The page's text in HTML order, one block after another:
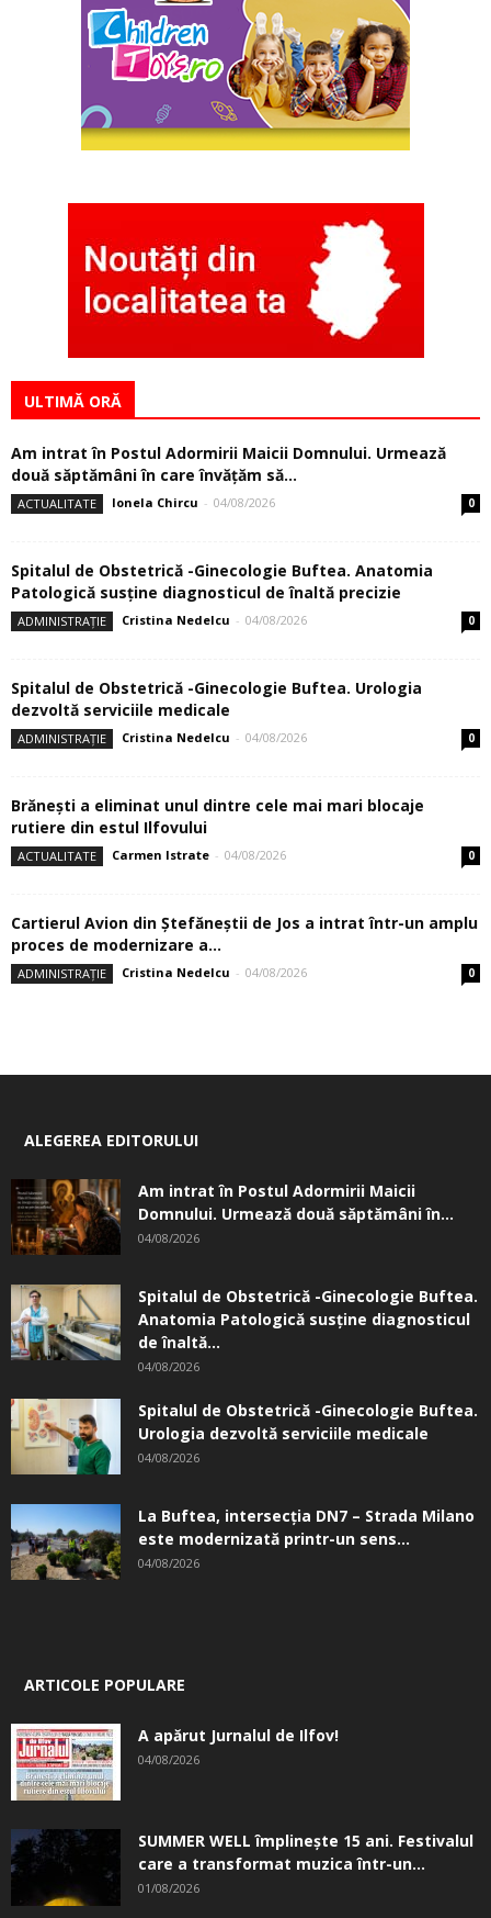
ULTIMĂ ORĂ
Am intrat în Postul Adormirii Maicii Domnului. Urmează
două săptămâni în care învăţăm să...
ACTUALITATE Ionela Chircu - 04/08/2026 0
Spitalul de Obstetrică -Ginecologie Buftea. Anatomia
Patologică susţine diagnosticul de înaltă precizie
ADMINISTRAȚIE Cristina Nedelcu - 04/08/2026 0
Spitalul de Obstetrică -Ginecologie Buftea. Urologia
dezvoltă serviciile medicale
ADMINISTRAȚIE Cristina Nedelcu - 04/08/2026 0
Brănești a eliminat unul dintre cele mai mari blocaje
rutiere din estul Ilfovului
ACTUALITATE Carmen Istrate - 04/08/2026 0
Cartierul Avion din Ştefăneştii de Jos a intrat într-un amplu
proces de modernizare a...
ADMINISTRAȚIE Cristina Nedelcu - 04/08/2026 0
ALEGEREA EDITORULUI
Am intrat în Postul Adormirii Maicii
Domnului. Urmează două săptămâni în...
04/08/2026
Spitalul de Obstetrică -Ginecologie Buftea.
Anatomia Patologică susţine diagnosticul
de înaltă...
04/08/2026
Spitalul de Obstetrică -Ginecologie Buftea.
Urologia dezvoltă serviciile medicale
04/08/2026
La Buftea, intersecţia DN7 – Strada Milano
este modernizată printr-un sens...
04/08/2026
ARTICOLE POPULARE
A apărut Jurnalul de Ilfov!
04/08/2026
SUMMER WELL împlinește 15 ani. Festivalul
care a transformat muzica într-un...
01/08/2026